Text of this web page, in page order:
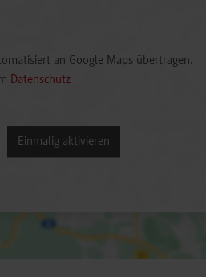
an Google Maps übertragen.
Datenschutz
Einmalig aktivieren